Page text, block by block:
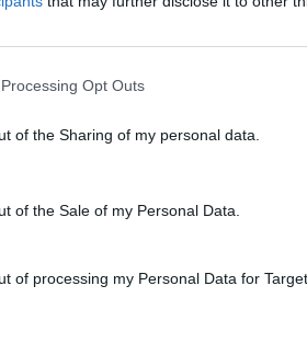
Opt Outs
of the Sharing of my personal data.
of the Sale of my Personal Data.
of processing my Personal Data for
–
hurja